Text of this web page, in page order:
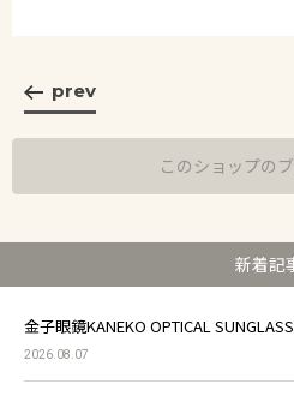
prev
このショップの
新着記
金子眼鏡KANEKO OPTICAL
2026.08.07